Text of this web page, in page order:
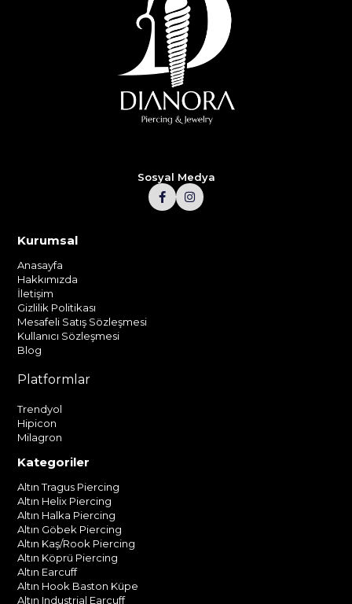
Sosyal Medya
Kurumsal
Anasayfa
Hakkımızda
İletişim
Gizlilik Politikası
Mesafeli Satış Sözleşmesi
Kullanıcı Sözleşmesi
Blog
Platformlar
Trendyol
Hipicon
Milagron
Kategoriler
Altın Tragus Piercing
Altın Helix Piercing
Altın Halka Piercing
Altın Göbek Piercing
Altın Kaş/Rook Piercing
Altın Köprü Piercing
Altın Earcuff
Altın Hook Baston Küpe
Altın Industrial Earcuff